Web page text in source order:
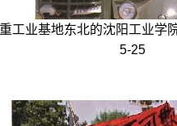
工业基地东北的沈阳工业学
5-25